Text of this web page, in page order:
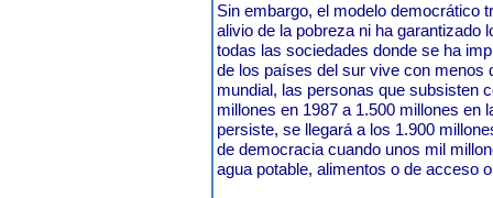
Sin embargo, el modelo democrático
alivio de la pobreza ni ha garantizado
todas las sociedades donde se ha
de los países del sur vive con menos
mundial, las personas que subsisten
millones en 1987 a 1.500 millones en
persiste, se llegará a los 1.900
de democracia cuando unos mil
agua potable, alimentos o de acceso